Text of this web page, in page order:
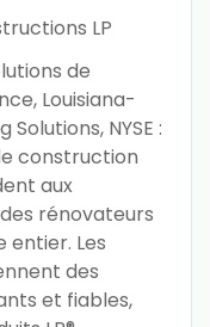
LP
de
Louisiana-
NYSE :
construction
aux
rénovateurs
Les
des
et fiables,